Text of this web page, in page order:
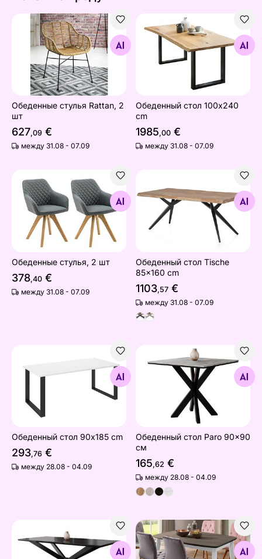
Обеденные стулья Rattan, 2 шт
Найдите похожие
Обеденные стулья Rattan, 2
шт
627,09 €
между 31.08 - 07.09
Обеденный стол 100x240
Найдите похожие
Обеденный стол 100x240
cm
1985,00 €
между 31.08 - 07.09
Обеденные стулья, 2 шт
Найдите похожие
Обеденные стулья, 2 шт
378,40 €
между 31.08 - 07.09
Обеденный стол Tische
Найдите похожие
Обеденный стол Tische
85x160 cm
1103,57 €
между 31.08 - 07.09
Обеденный стол 90x185 cm
Найдите похожие
Обеденный стол 90x185 cm
293,76 €
между 28.08 - 04.09
Обеденный стол Paro
Найдите похожие
Обеденный стол Paro 90x90
см
165,62 €
между 28.08 - 04.09
Обеденный стол Flora 90x190 см
Найдите похожие
Удлиняющийся обеденный
Найдите похожие